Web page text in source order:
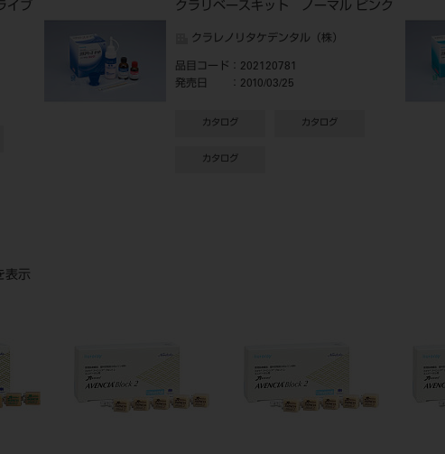
イブ
クラリベースキット ノーマル ピンク
クラレノリタケデンタル（株）
品目コード ：202120781
発売日
：2010/03/25
カタログ カタログ
カタログ
表示